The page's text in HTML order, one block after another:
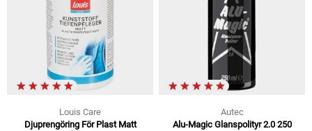
Louis Care
Djuprengöring För Plast Matt
Autec
Alu-Magic Glanspolityr 2.0 250